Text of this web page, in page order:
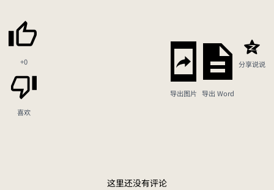
+0
喜欢
导出图片 导出 Word
分享说说
这里还没有评论